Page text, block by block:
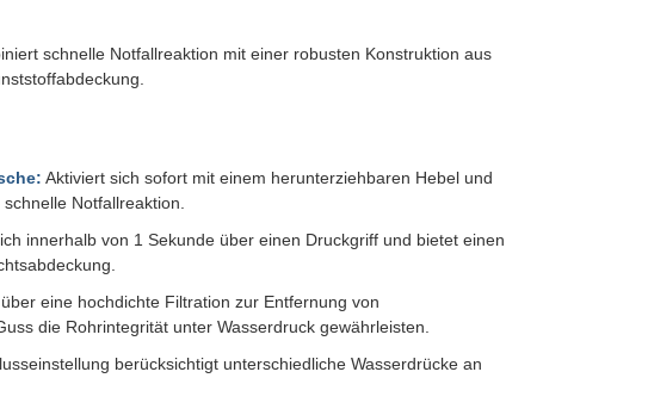
schnelle Notfallreaktion mit einer robusten Konstruktion aus
Aktiviert sich sofort mit einem herunterziehbaren Hebel und
Notfallreaktion.
innerhalb von 1 Sekunde über einen Druckgriff und bietet einen
eine hochdichte Filtration zur Entfernung von
die Rohrintegrität unter Wasserdruck gewährleisten.
berücksichtigt unterschiedliche Wasserdrücke an